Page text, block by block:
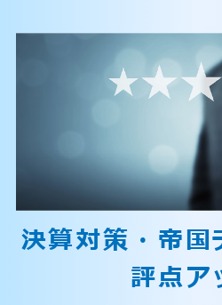
決算対策・ 帝国
評点ア